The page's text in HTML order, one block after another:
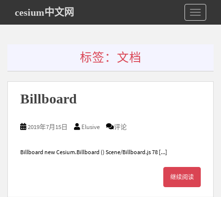
i
cesium中文网
标签：文档
Billboard
2019年7月15日 Elusive 评论
Billboard new Cesium.Billboard () Scene/Billboard.js 78 […]
继续阅读